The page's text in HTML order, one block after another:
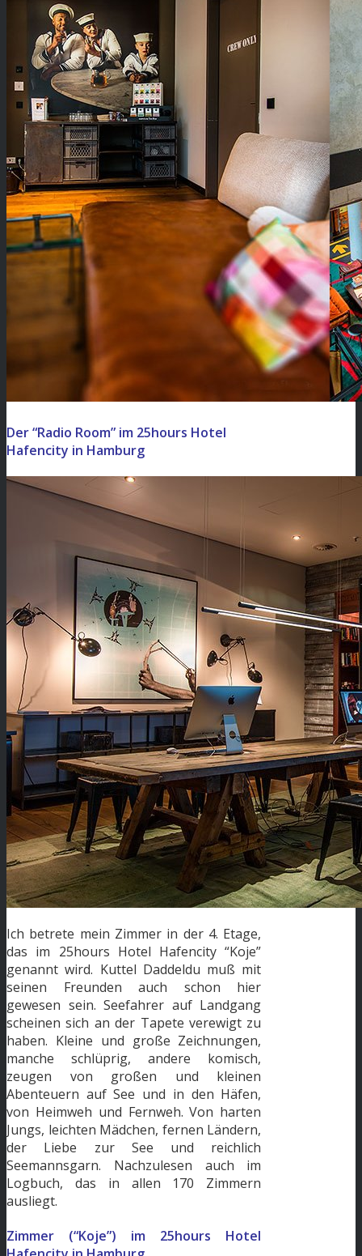
Der “Radio Room” im 25hours Hotel
Hafencity in Hamburg
Ich betrete mein Zimmer in der 4. Etage,
das im 25hours Hotel Hafencity “Koje”
genannt wird. Kuttel Daddeldu muß mit
seinen Freunden auch schon hier
gewesen sein. Seefahrer auf Landgang
scheinen sich an der Tapete verewigt zu
haben. Kleine und große Zeichnungen,
manche schlüprig, andere komisch,
zeugen von großen und kleinen
Abenteuern auf See und in den Häfen,
von Heimweh und Fernweh. Von harten
Jungs, leichten Mädchen, fernen Ländern,
der Liebe zur See und reichlich
Seemannsgarn. Nachzulesen auch im
Logbuch, das in allen 170 Zimmern
ausliegt.
Zimmer (“Koje”) im 25hours Hotel